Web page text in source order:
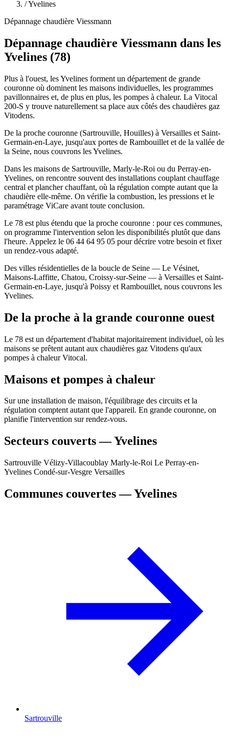
/Yvelines
Dépannage chaudière Viessmann
Dépannage chaudière Viessmann dans les
Yvelines (78)
Plus à l'ouest, les Yvelines forment un département de grande
couronne où dominent les maisons individuelles, les programmes
pavillonnaires et, de plus en plus, les pompes à chaleur. La Vitocal
200-S y trouve naturellement sa place aux côtés des chaudières gaz
Vitodens.
De la proche couronne (Sartrouville, Houilles) à Versailles et Saint-
Germain-en-Laye, jusqu'aux portes de Rambouillet et de la vallée de
la Seine, nous couvrons les Yvelines.
Dans les maisons de Sartrouville, Marly-le-Roi ou du Perray-en-
Yvelines, on rencontre souvent des installations couplant chauffage
central et plancher chauffant, où la régulation compte autant que la
chaudière elle-même. On vérifie la combustion, les pressions et le
paramétrage ViCare avant toute conclusion.
Le 78 est plus étendu que la proche couronne : pour ces communes,
on programme l'intervention selon les disponibilités plutôt que dans
l'heure. Appelez le 06 44 64 95 05 pour décrire votre besoin et fixer
un rendez-vous adapté.
Des villes résidentielles de la boucle de Seine — Le Vésinet,
Maisons-Laffitte, Chatou, Croissy-sur-Seine — à Versailles et Saint-
Germain-en-Laye, jusqu'à Poissy et Rambouillet, nous couvrons les
Yvelines.
De la proche à la grande couronne ouest
Le 78 est un département d'habitat majoritairement individuel, où les
maisons se prêtent autant aux chaudières gaz Vitodens qu'aux
pompes à chaleur Vitocal.
Maisons et pompes à chaleur
Sur une installation de maison, l'équilibrage des circuits et la
régulation comptent autant que l'appareil. En grande couronne, on
planifie l'intervention sur rendez-vous.
Secteurs couverts — Yvelines
Sartrouville Vélizy-Villacoublay Marly-le-Roi Le Perray-en-
Yvelines Condé-sur-Vesgre Versailles
Communes couvertes — Yvelines
Sartrouville